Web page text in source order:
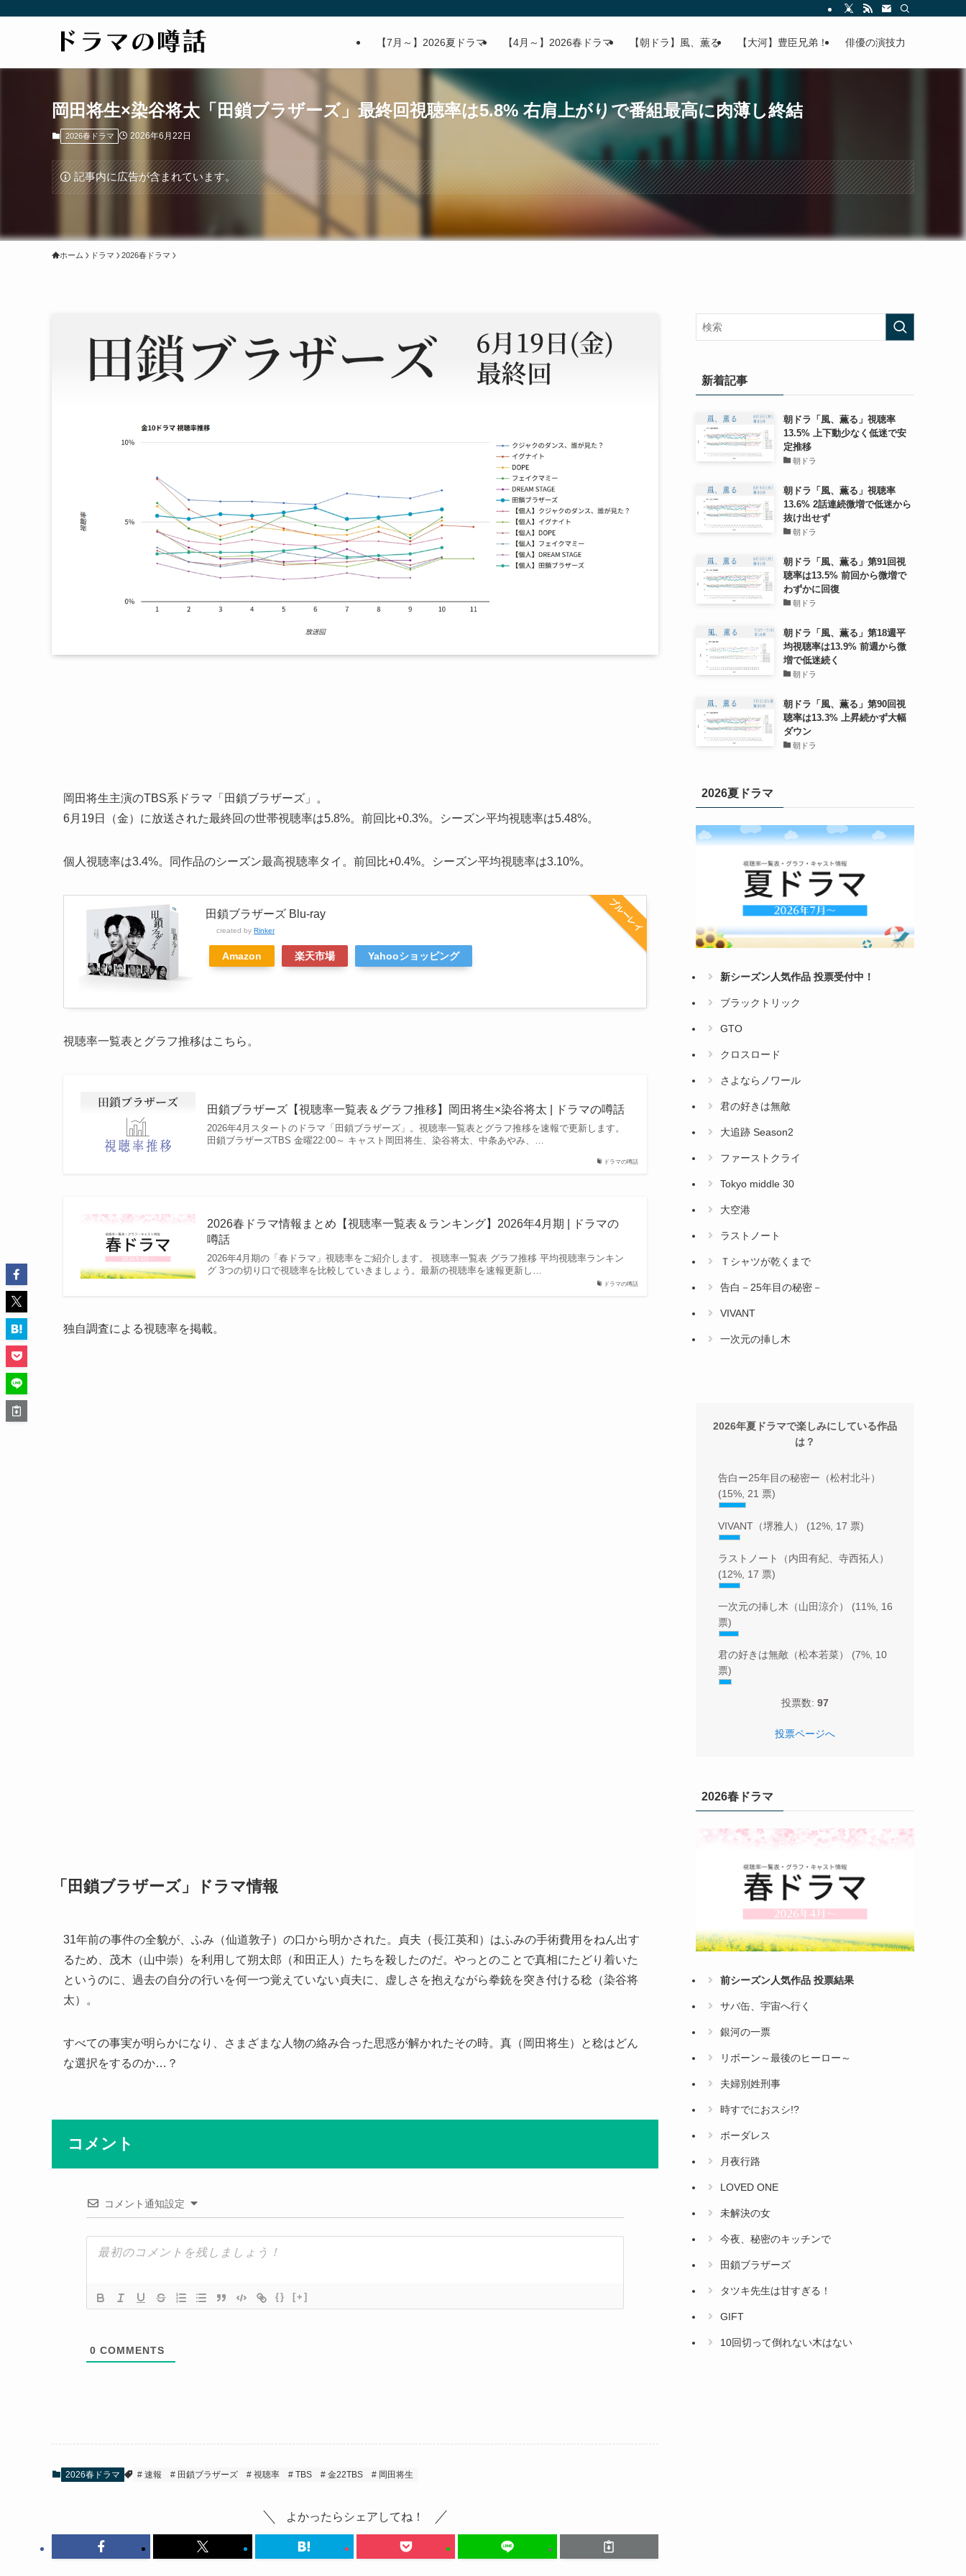
【7月～】2026夏ドラマ 【4月～】2026春ドラマ 【朝ドラ】風、薫る 【大河】豊臣兄弟！ 俳優の演技力
岡田将生×染谷将太「田鎖ブラザーズ」最終回視聴率は5.8% 右肩上がりで番組最高に肉薄し終結
2026春ドラマ 2026年6月22日
記事内に広告が含まれています。
ホーム ドラマ 2026春ドラマ
岡田将生主演のTBS系ドラマ「田鎖ブラザーズ」。
6月19日（金）に放送された最終回の世帯視聴率は5.8%。前回比+0.3%。シーズン平均視聴率は5.48%。
個人視聴率は3.4%。同作品のシーズン最高視聴率タイ。前回比+0.4%。シーズン平均視聴率は3.10%。
田鎖ブラザーズ Blu-ray
created by Rinker
Amazon 楽天市場 Yahooショッピング
ブルーレイ
視聴率一覧表とグラフ推移はこちら。
ドラマの噂話
田鎖ブラザーズ【視聴率一覧表＆グラフ推移】岡田将生×染谷将太 | ドラマの噂話
2026年4月スタートのドラマ「田鎖ブラザーズ」。視聴率一覧表とグラフ推移を速報で更新します。
田鎖ブラザーズTBS 金曜22:00～ キャスト岡田将生、染谷将太、中条あやみ、…
ドラマの噂話
2026春ドラマ情報まとめ【視聴率一覧表＆ランキング】2026年4月期 | ドラマの
噂話
2026年4月期の「春ドラマ」視聴率をご紹介します。 視聴率一覧表 グラフ推移 平均視聴率ランキン
グ 3つの切り口で視聴率を比較していきましょう。最新の視聴率を速報更新し…
独自調査による視聴率を掲載。
「田鎖ブラザーズ」ドラマ情報
31年前の事件の全貌が、ふみ（仙道敦子）の口から明かされた。貞夫（長江英和）はふみの手術費用をねん出す
るため、茂木（山中崇）を利用して朔太郎（和田正人）たちを殺したのだ。やっとのことで真相にたどり着いた
というのに、過去の自分の行いを何一つ覚えていない貞夫に、虚しさを抱えながら拳銃を突き付ける稔（染谷将
太）。
すべての事実が明らかになり、さまざまな人物の絡み合った思惑が解かれたその時。真（岡田将生）と稔はどん
な選択をするのか…？
コメント
コメント通知設定
{} [+]
0 COMMENTS
2026春ドラマ 速報 田鎖ブラザーズ 視聴率 TBS 金22TBS 岡田将生
よかったらシェアしてね！
新着記事
朝ドラ「風、薫る」視聴率
13.5% 上下動少なく低迷で安
定推移
朝ドラ
朝ドラ「風、薫る」視聴率
13.6% 2話連続微増で低迷から
抜け出せず
朝ドラ
朝ドラ「風、薫る」第91回視
聴率は13.5% 前回から微増で
わずかに回復
朝ドラ
朝ドラ「風、薫る」第18週平
均視聴率は13.9% 前週から微
増で低迷続く
朝ドラ
朝ドラ「風、薫る」第90回視
聴率は13.3% 上昇続かず大幅
ダウン
朝ドラ
2026夏ドラマ
新シーズン人気作品 投票受付中！
ブラックトリック
GTO
クロスロード
さよならノワール
君の好きは無敵
大追跡 Season2
ファーストクライ
Tokyo middle 30
大空港
ラストノート
Ｔシャツが乾くまで
告白－25年目の秘密－
VIVANT
一次元の挿し木
2026年夏ドラマで楽しみにしている作品
は？
告白ー25年目の秘密ー（松村北斗）
(15%, 21 票)
VIVANT（堺雅人） (12%, 17 票)
ラストノート（内田有紀、寺西拓人）
(12%, 17 票)
一次元の挿し木（山田涼介） (11%, 16
票)
君の好きは無敵（松本若菜） (7%, 10
票)
投票数: 97
投票ページへ
2026春ドラマ
前シーズン人気作品 投票結果
サバ缶、宇宙へ行く
銀河の一票
リボーン～最後のヒーロー～
夫婦別姓刑事
時すでにおスシ!?
ボーダレス
月夜行路
LOVED ONE
未解決の女
今夜、秘密のキッチンで
田鎖ブラザーズ
タツキ先生は甘すぎる！
GIFT
10回切って倒れない木はない